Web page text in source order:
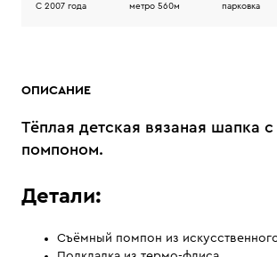
C 2007 года
метро 560м
парковка
ОПИСАНИЕ
Тёплая детская вязаная шапка
помпоном.
Детали:
Съёмный помпон из